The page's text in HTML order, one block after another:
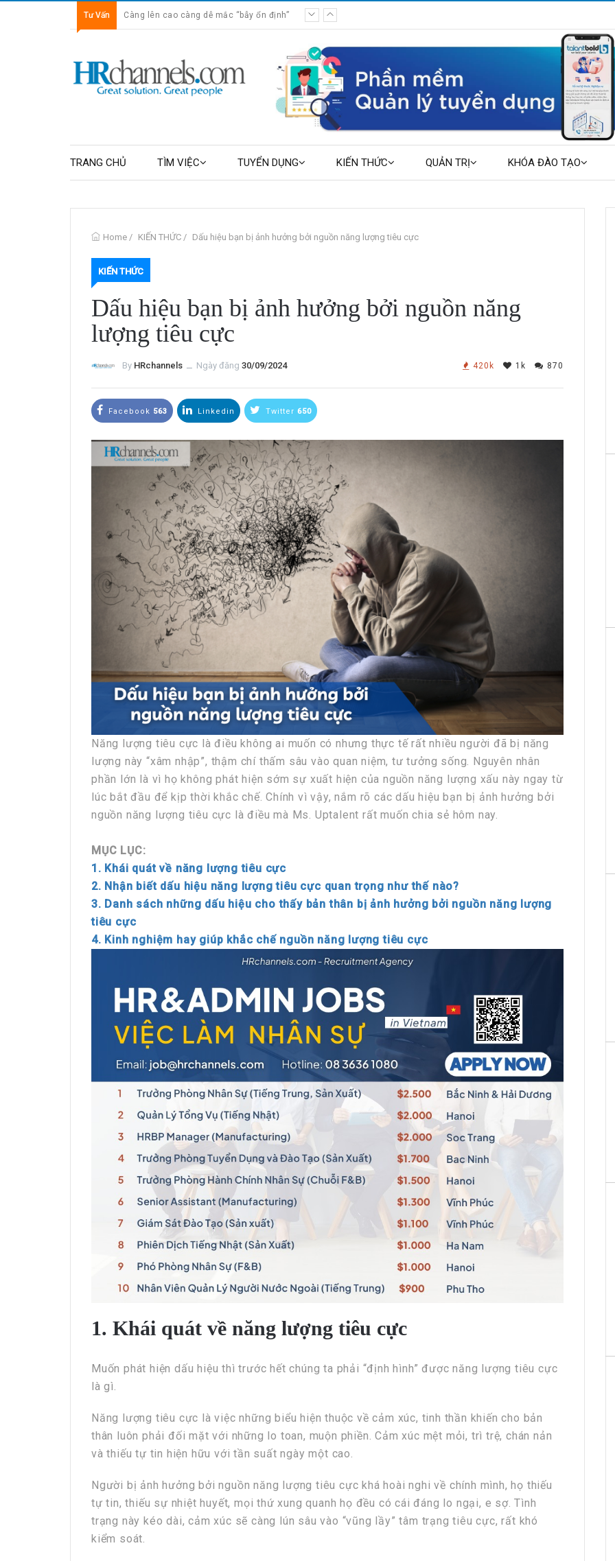
Tư Vấn Càng lên cao càng dễ mắc “bẫy ổn định”
TRANG CHỦ TÌM VIỆC TUYỂN DỤNG KIẾN THỨC QUẢN TRỊ KHÓA ĐÀO TẠO
Home / KIẾN THỨC / Dấu hiệu bạn bị ảnh hưởng bởi nguồn năng lượng tiêu cực
KIẾN THỨC
Dấu hiệu bạn bị ảnh hưởng bởi nguồn năng
lượng tiêu cực
By HRchannels ــ Ngày đăng 30/09/2024 420k 1k 870
Facebook 563 Linkedin Twitter 650
Năng lượng tiêu cực là điều không ai muốn có nhưng thực tế rất nhiều người đã bị năng
lượng này “xâm nhập”, thậm chí thấm sâu vào quan niệm, tư tưởng sống. Nguyên nhân
phần lớn là vì họ không phát hiện sớm sự xuất hiện của nguồn năng lượng xấu này ngay từ
lúc bắt đầu để kịp thời khắc chế. Chính vì vậy, nắm rõ các dấu hiệu bạn bị ảnh hưởng bởi
nguồn năng lượng tiêu cực là điều mà Ms. Uptalent rất muốn chia sẻ hôm nay.
MỤC LỤC:
1. Khái quát về năng lượng tiêu cực
2. Nhận biết dấu hiệu năng lượng tiêu cực quan trọng như thế nào?
3. Danh sách những dấu hiệu cho thấy bản thân bị ảnh hưởng bởi nguồn năng lượng
tiêu cực
4. Kinh nghiệm hay giúp khắc chế nguồn năng lượng tiêu cực
1. Khái quát về năng lượng tiêu cực
Muốn phát hiện dấu hiệu thì trước hết chúng ta phải “định hình” được năng lượng tiêu cực
là gì.
Năng lượng tiêu cực là việc những biểu hiện thuộc về cảm xúc, tinh thần khiến cho bản
thân luôn phải đối mặt với những lo toan, muộn phiền. Cảm xúc mệt mỏi, trì trệ, chán nản
và thiếu tự tin hiện hữu với tần suất ngày một cao.
Người bị ảnh hưởng bởi nguồn năng lượng tiêu cực khá hoài nghi về chính mình, họ thiếu
tự tin, thiếu sự nhiệt huyết, mọi thứ xung quanh họ đều có cái đáng lo ngại, e sợ. Tình
trạng này kéo dài, cảm xúc sẽ càng lún sâu vào “vũng lầy” tâm trạng tiêu cực, rất khó
kiểm soát.